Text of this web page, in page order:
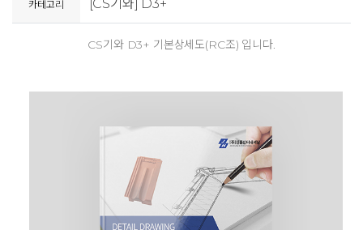
카테고리 [CS기와] D3+
CS기와 D3+ 기본상세도(RC조) 입니다.